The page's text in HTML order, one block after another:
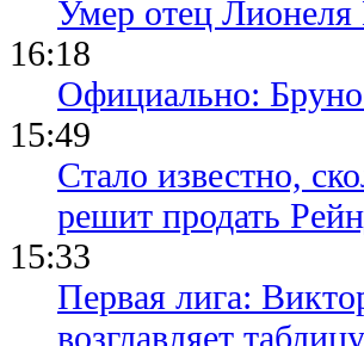
Умер отец
16:18
Официально:
15:49
Стало известно,
решит продать
15:33
Первая лига:
возглавляет таблицу